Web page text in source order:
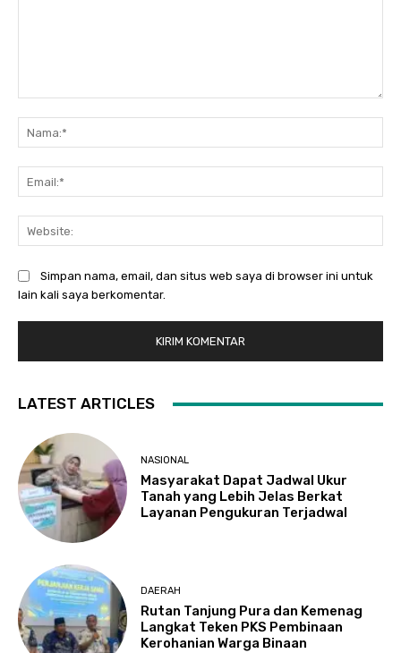
Simpan nama, email, dan situs web saya di browser ini untuk
lain kali saya berkomentar.
LATEST ARTICLES
NASIONAL
Masyarakat Dapat Jadwal Ukur
Tanah yang Lebih Jelas Berkat
Layanan Pengukuran Terjadwal
DAERAH
Rutan Tanjung Pura dan Kemenag
Langkat Teken PKS Pembinaan
Kerohanian Warga Binaan